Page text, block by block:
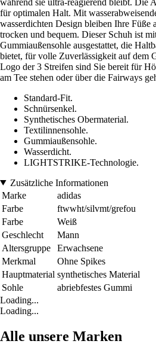
für optimalen Halt. Mit
wasserdichten Design bleiben Ihre Füße
trocken und bequem. Dieser Schuh ist
Gummiaußensohle ausgestattet, die
bietet, für volle Zuverlässigkeit auf dem
Logo der 3 Streifen sind Sie bereit für
am Tee stehen oder über die Fairways
Standard-Fit.
Schnürsenkel.
Synthetisches Obermaterial.
Textilinnensohle.
Gummiaußensohle.
Wasserdicht.
LIGHTSTRIKE-Technologie.
Zusätzliche Informationen
Marke
adidas
Farbe
ftwwht/silvmt/grefou
Farbe
Weiß
Geschlecht
Mann
Altersgruppe
Erwachsene
Merkmal
Ohne Spikes
Hauptmaterial synthetisches Material
Sohle
abriebfestes Gummi
Loading...
Loading...
Alle unsere Marken